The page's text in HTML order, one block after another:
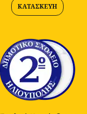
ΚΑΤΑΣΚΕΥΉ